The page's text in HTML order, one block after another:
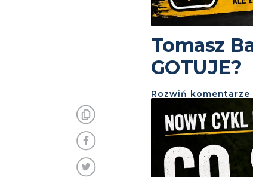
Tomasz
GOTUJE?
Rozwiń komentarze